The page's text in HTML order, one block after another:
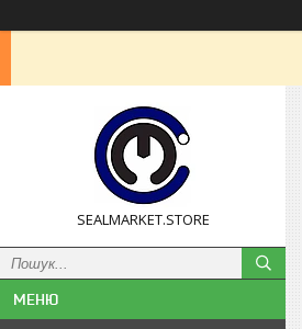
SEALMARKET.STORE